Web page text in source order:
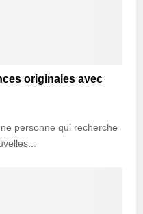
originales avec
personne qui recherche